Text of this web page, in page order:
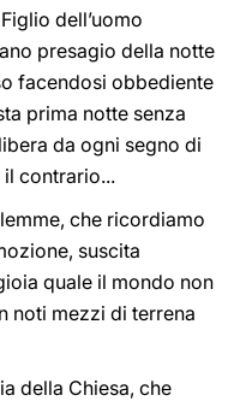
dell’uomo
presagio della notte
facendosi obbediente
prima notte senza
da ogni segno di
il contrario...
che ricordiamo
suscita
quale il mondo non
noti mezzi di terrena
della Chiesa, che